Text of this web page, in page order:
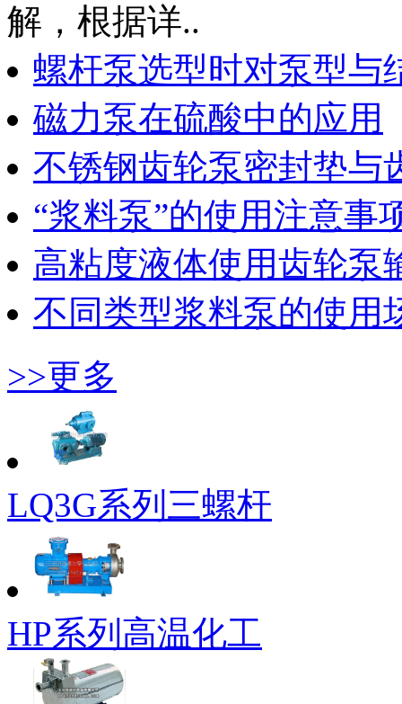
解，根据详..
螺杆泵选型时对泵型与
磁力泵在硫酸中的应用
不锈钢齿轮泵密封垫与
“浆料泵”的使用注意事
高粘度液体使用齿轮泵
不同类型浆料泵的使用
>>更多
LQ3G系列三螺杆
HP系列高温化工